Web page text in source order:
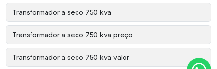
Transformador a seco 750 kva
Transformador a seco 750 kva preço
Transformador a seco 750 kva valor